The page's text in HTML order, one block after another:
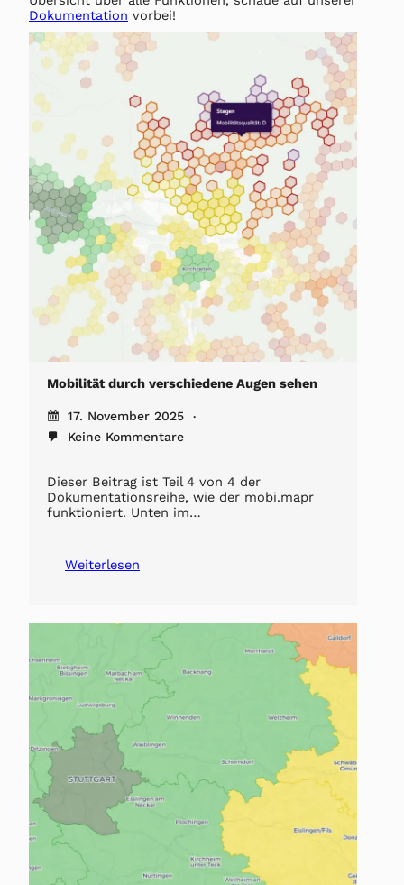
Dokumentation vorbei!
Mobilität durch verschiedene Augen sehen
17. November 2025
Keine Kommentare
Dieser Beitrag ist Teil 4 von 4 der
Dokumentationsreihe, wie der mobi.mapr
funktioniert. Unten im…
Weiterlesen